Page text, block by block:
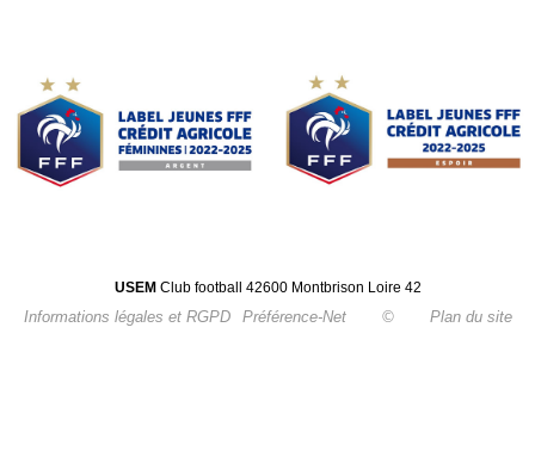
USEM Club football 42600 Montbrison Loire 42
Informations légales et RGPD Préférence-Net © Plan du site